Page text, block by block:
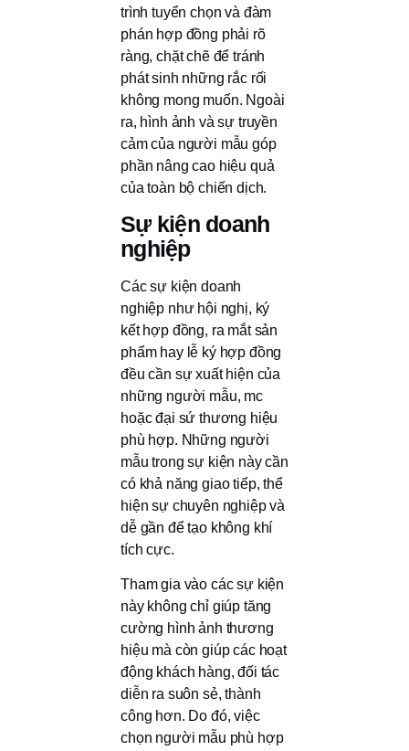
trình tuyển chọn và đàm
phán hợp đồng phải rõ
ràng, chặt chẽ để tránh
phát sinh những rắc rối
không mong muốn. Ngoài
ra, hình ảnh và sự truyền
cảm của người mẫu góp
phần nâng cao hiệu quả
của toàn bộ chiến dịch.
Sự kiện doanh
nghiệp
Các sự kiện doanh
nghiệp như hội nghị, ký
kết hợp đồng, ra mắt sản
phẩm hay lễ ký hợp đồng
đều cần sự xuất hiện của
những người mẫu, mc
hoặc đại sứ thương hiệu
phù hợp. Những người
mẫu trong sự kiện này cần
có khả năng giao tiếp, thể
hiện sự chuyên nghiệp và
dễ gần để tạo không khí
tích cực.
Tham gia vào các sự kiện
này không chỉ giúp tăng
cường hình ảnh thương
hiệu mà còn giúp các hoạt
động khách hàng, đối tác
diễn ra suôn sẻ, thành
công hơn. Do đó, việc
chọn người mẫu phù hợp